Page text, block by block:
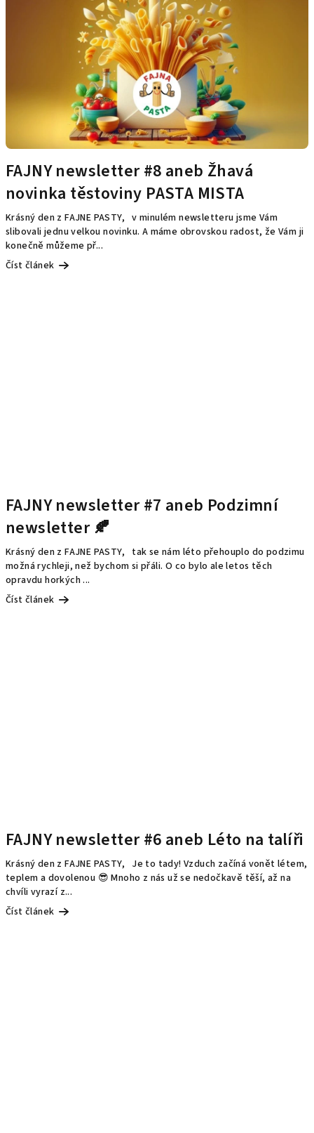
FAJNY newsletter #8 aneb Žhavá
novinka těstoviny PASTA MISTA
Krásný den z FAJNE PASTY, v minulém newsletteru jsme Vám
slibovali jednu velkou novinku. A máme obrovskou radost, že Vám ji
konečně můžeme př...
Číst článek
FAJNY newsletter #7 aneb Podzimní
newsletter 🍂
Krásný den z FAJNE PASTY, tak se nám léto přehouplo do podzimu
možná rychleji, než bychom si přáli. O co bylo ale letos těch
opravdu horkých ...
Číst článek
FAJNY newsletter #6 aneb Léto na talíři
Krásný den z FAJNE PASTY, Je to tady! Vzduch začíná vonět létem,
teplem a dovolenou 😎 Mnoho z nás už se nedočkavě těší, až na
chvíli vyrazí z...
Číst článek